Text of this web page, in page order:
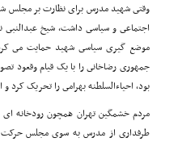
وقتى شهید مدرس براى نظارت بر مجلس
اجتماعى و سیاسى داشت، شیخ عبدالنبى
موضع گیرى سیاسى شهید حمایت مى
جمهورى رضاخانى را با یک قیام وقعود
بود، احیاءالسلطنه بهرامى را تحریک
مردم خشمگین تهران همچون رودخانه
طرفدارى از مدرس به سوى مجلس حرکت